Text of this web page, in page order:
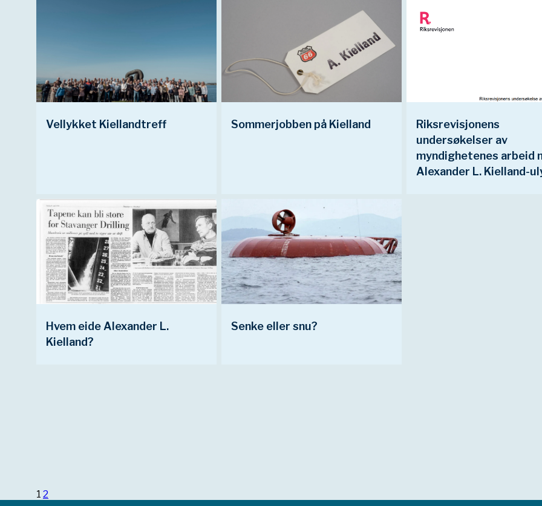
Vellykket Kiellandtreff Sommerjobben på Kielland
Riksrevisjonens
undersøkelser av
myndighetenes arbeid
Alexander L. Kielland-
Hvem eide Alexander L.
Kielland?
Senke eller snu?
1 2